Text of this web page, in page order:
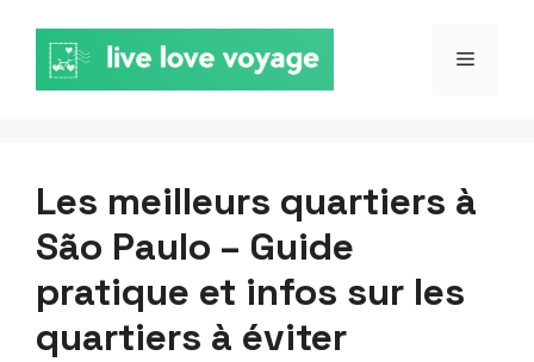
contenu
MENU
Les meilleurs quartiers à
São Paulo – Guide
pratique et infos sur les
quartiers à éviter